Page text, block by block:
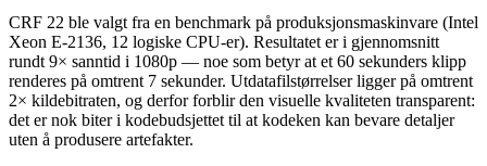
CRF 22 ble valgt fra en benchmark på produksjonsmaskinvare (Intel
Xeon E-2136, 12 logiske CPU-er). Resultatet er i gjennomsnitt
rundt 9× sanntid i 1080p — noe som betyr at et 60 sekunders klipp
renderes på omtrent 7 sekunder. Utdatafilstørrelser ligger på omtrent
2× kildebitraten, og derfor forblir den visuelle kvaliteten transparent:
det er nok biter i kodebudsjettet til at kodeken kan bevare detaljer
uten å produsere artefakter.